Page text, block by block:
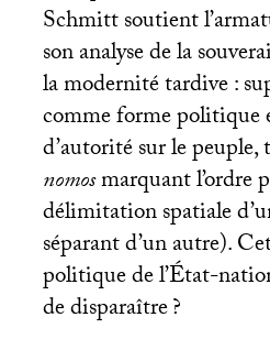
Schmitt soutient
son analyse de la
la modernité tardive :
comme forme politique
d’autorité sur le
nomosmarquant l’ordre
délimitation spatiale
séparant d’un autre).
politique de l’État-
de disparaître?